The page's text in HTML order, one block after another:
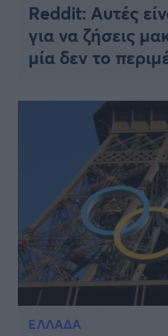
Reddit: Αυτές
για να ζήσεις
μία δεν το
ΕΛΛΑΔΑ